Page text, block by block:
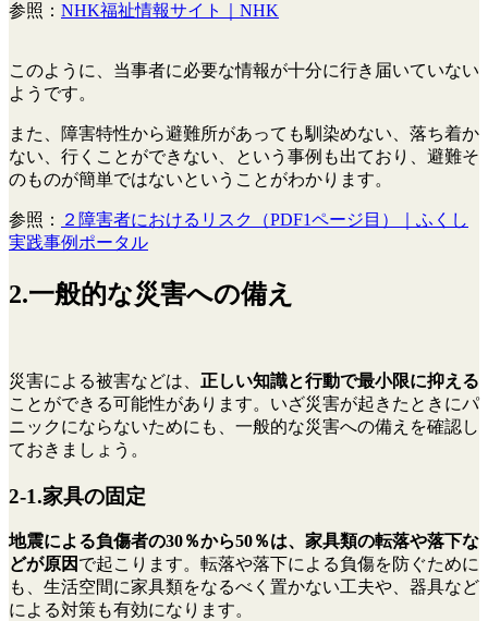
参照： NHK福祉情報サイト｜NHK
このように、当事者に必要な情報が十分に行き届いていない
ようです。
また、障害特性から避難所があっても馴染めない、落ち着か
ない、行くことができない、という事例も出ており、避難そ
のものが簡単ではないということがわかります。
参照：
２障害者におけるリスク（PDF1ページ目）｜ふくし
実践事例ポータル
2.一般的な災害への備え
災害による被害などは、 正しい知識と行動で最小限に抑える
ことができる可能性があります。いざ災害が起きたときにパ
ニックにならないためにも、一般的な災害への備えを確認し
ておきましょう。
2-1.家具の固定
地震による負傷者の30％から50％は、家具類の転落や落下な
どが原因 で起こります。転落や落下による負傷を防ぐために
も、生活空間に家具類をなるべく置かない工夫や、器具など
による対策も有効になります。